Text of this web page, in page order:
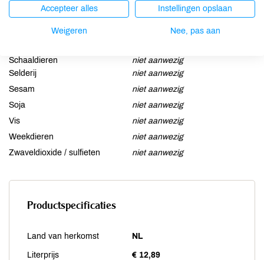
niet aanwezig
Schaaldieren
niet aanwezig
Selderij
niet aanwezig
Sesam
niet aanwezig
Soja
niet aanwezig
Vis
niet aanwezig
Weekdieren
niet aanwezig
Zwaveldioxide / sulfieten
niet aanwezig
Productspecificaties
Land van herkomst NL
Literprijs € 12,89
Accepteer alles Instellingen opslaan
Weigeren Nee, pas aan